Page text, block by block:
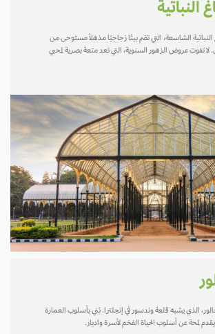
الشاسعة، التي تضم بيتًا زجاجيًا مذهلاً مستوحى من
تفوت عروض الزهور السنوية، التي تعد متعة بصرية لمحبي
الذي يشبه قلعة وندسور في إنجلترا. بُني بأسلوب العمارة
لمحة عن أسلوب الحياة الفخم لأسرة واديار.